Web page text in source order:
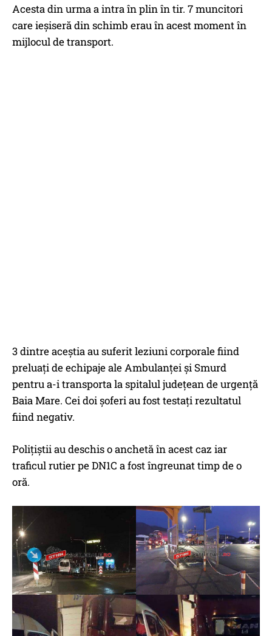
Acesta din urma a intra în plin în tir. 7 muncitori
care ieșiseră din schimb erau în acest moment în
mijlocul de transport.
3 dintre aceștia au suferit leziuni corporale fiind
preluați de echipaje ale Ambulanței și Smurd
pentru a-i transporta la spitalul județean de urgență
Baia Mare. Cei doi șoferi au fost testați rezultatul
fiind negativ.
Polițiștii au deschis o anchetă în acest caz iar
traficul rutier pe DN1C a fost îngreunat timp de o
oră.